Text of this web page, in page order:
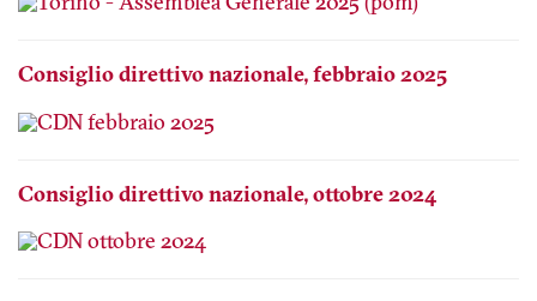
Consiglio direttivo nazionale, febbraio 2025
Consiglio direttivo nazionale, ottobre 2024